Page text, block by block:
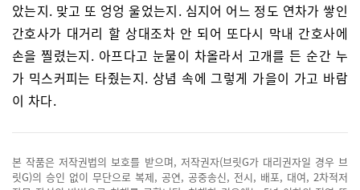
았는지. 맞고 또 엉엉 울었는지. 심지어 어느 정도 연차가 쌓인
간호사가 대거리 할 상대조차 안 되어 또다시 막내 간호사에
손을 찔렸는지. 아프다고 눈물이 차올라서 고개를 든 순간 누
가 믹스커피는 타줬는지. 상념 속에 그렇게 가을이 가고 바람
이 차다.
본 작품은 저작권법의 보호를 받으며, 저작권자(브릿G가 대리권자일 경우 브
릿G)의 승인 없이 무단으로 복제, 공연, 공중송신, 전시, 배포, 대여, 2차적저